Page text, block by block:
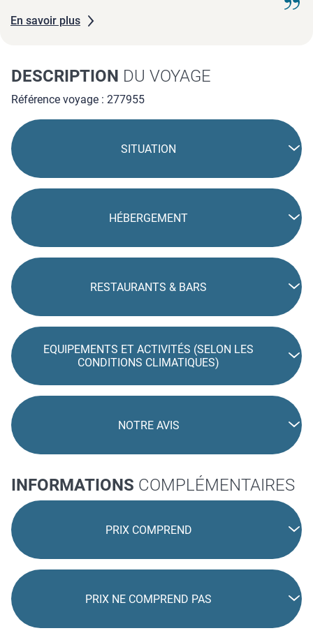
En savoir plus
DESCRIPTION DU VOYAGE
Référence voyage : 277955
SITUATION
HÉBERGEMENT
RESTAURANTS & BARS
EQUIPEMENTS ET ACTIVITÉS (SELON LES
CONDITIONS CLIMATIQUES)
NOTRE AVIS
INFORMATIONS COMPLÉMENTAIRES
PRIX COMPREND
PRIX NE COMPREND PAS